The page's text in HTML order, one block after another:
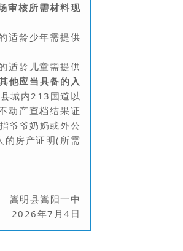
审核所需材料现
适龄少年需提供
适龄儿童需提供
他应当具备的入
城内213国道以
动产查档结果证
爷爷奶奶或外公
的房产证明(所需
嵩明县嵩阳一中
2026年7月4日